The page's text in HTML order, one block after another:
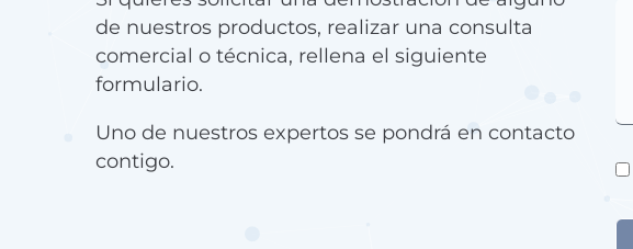
de nuestros productos, realizar una consulta
comercial o técnica, rellena el siguiente
formulario.
Uno de nuestros expertos se pondrá en contacto
contigo.